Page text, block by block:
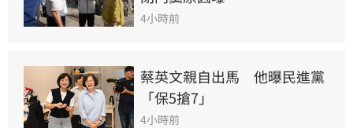
4小時前
蔡英文親自出馬　他曝民進黨
「保5搶7」
4小時前